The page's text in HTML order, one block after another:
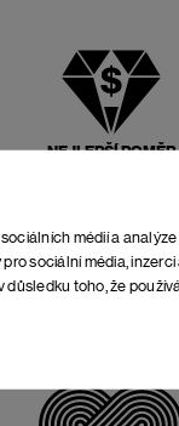
médií a
sociální média,
toho, že
NEJLEPŠÍ POMĚR